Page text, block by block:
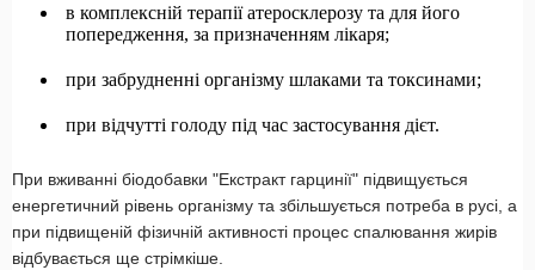
в комплексній терапії атеросклерозу та для його
попередження, за призначенням лікаря;
при забрудненні організму шлаками та токсинами;
при відчутті голоду під час застосування дієт.
При вживанні біодобавки "Екстракт гарцинії" підвищується
енергетичний рівень організму та збільшується потреба в русі, а
при підвищеній фізичній активності процес спалювання жирів
відбувається ще стрімкіше.